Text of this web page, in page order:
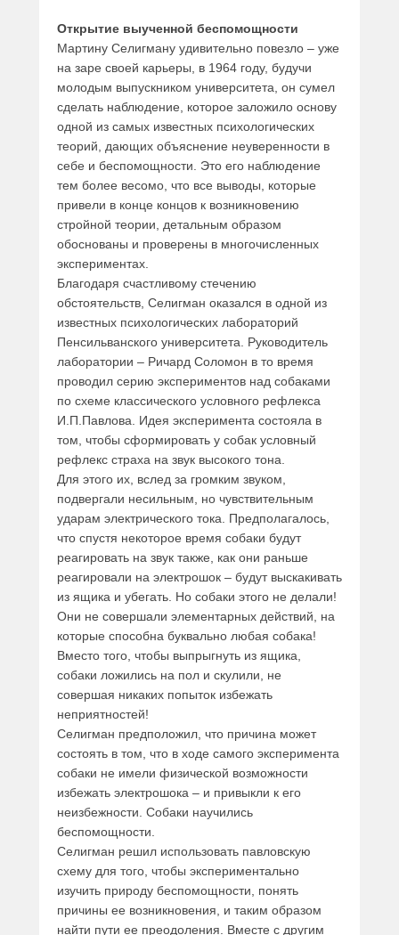
Открытие выученной беспомощности
Мартину Селигману удивительно повезло – уже
на заре своей карьеры, в 1964 году, будучи
молодым выпускником университета, он сумел
сделать наблюдение, которое заложило основу
одной из самых известных психологических
теорий, дающих объяснение неуверенности в
себе и беспомощности. Это его наблюдение
тем более весомо, что все выводы, которые
привели в конце концов к возникновению
стройной теории, детальным образом
обоснованы и проверены в многочисленных
экспериментах.
Благодаря счастливому стечению
обстоятельств, Селигман оказался в одной из
известных психологических лабораторий
Пенсильванского университета. Руководитель
лаборатории – Ричард Соломон в то время
проводил серию экспериментов над собаками
по схеме классического условного рефлекса
И.П.Павлова. Идея эксперимента состояла в
том, чтобы сформировать у собак условный
рефлекс страха на звук высокого тона.
Для этого их, вслед за громким звуком,
подвергали несильным, но чувствительным
ударам электрического тока. Предполагалось,
что спустя некоторое время собаки будут
реагировать на звук также, как они раньше
реагировали на электрошок – будут выскакивать
из ящика и убегать. Но собаки этого не делали!
Они не совершали элементарных действий, на
которые способна буквально любая собака!
Вместо того, чтобы выпрыгнуть из ящика,
собаки ложились на пол и скулили, не
совершая никаких попыток избежать
неприятностей!
Селигман предположил, что причина может
состоять в том, что в ходе самого эксперимента
собаки не имели физической возможности
избежать электрошока – и привыкли к его
неизбежности. Собаки научились
беспомощности.
Селигман решил использовать павловскую
схему для того, чтобы экспериментально
изучить природу беспомощности, понять
причины ее возникновения, и таким образом
найти пути ее преодоления. Вместе с другим